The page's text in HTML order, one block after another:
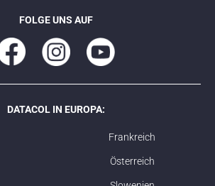
FOLGE UNS AUF
DATACOL IN EUROPA:
Frankreich
Österreich